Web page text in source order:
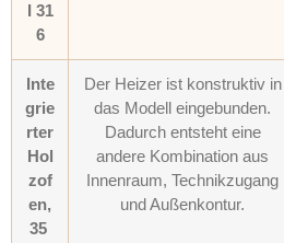
I 31
6
Inte
grie
rter
Hol
zof
en,
35
Der Heizer ist konstruktiv in
das Modell eingebunden.
Dadurch entsteht eine
andere Kombination aus
Innenraum, Technikzugang
und Außenkontur.